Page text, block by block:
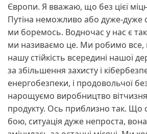
Європи. Я вважаю, що без цієї
Путіна неможливо або дуже-дуже
ми боремось. Водночас у нас є
ми називаємо це. Ми робимо
нашу стійкість всередині нашої
за збільшення захисту і
енергобезпеки, і продовольчої
нарощуємо виробництво
продукту. Ось приблизно так. Що
бою, ситуація дуже непроста,